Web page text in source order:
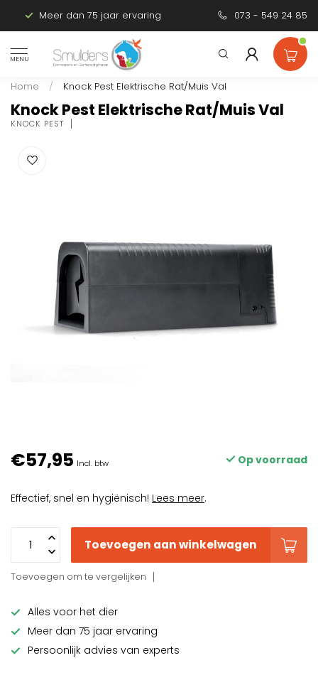
Meer dan 75 jaar ervaring Persoonlijk
073 - 549 24 85
MENU
Home / Knock Pest Elektrische Rat/Muis Val
Knock Pest Elektrische Rat/Muis Val
KNOCK PEST
€57,95 Incl. btw Op voorraad
Effectief, snel en hygiënisch! Lees meer.
Toevoegen aan winkelwagen
Toevoegen om te vergelijken
Alles voor het dier
Meer dan 75 jaar ervaring
Persoonlijk advies van experts